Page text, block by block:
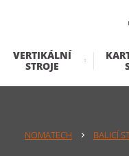
VERTIKÁLNÍ
STROJE
NOMATECH BALICÍ